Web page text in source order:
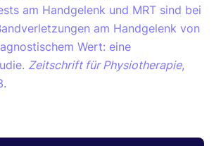
am Handgelenk und MRT sind bei
am Handgelenk von
Wert: eine
Zeitschrift für Physiotherapie,